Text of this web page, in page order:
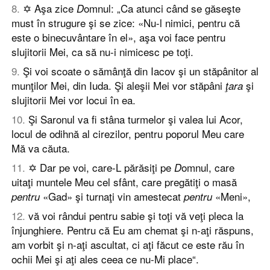
8. ✡ Aşa zice Domnul: „Ca atunci când se găseşte
must în strugure şi se zice: «Nu-l nimici, pentru că
este o binecuvântare în el», aşa voi face pentru
slujitorii Mei, ca să nu-i nimicesc pe toţi.
9. Şi voi scoate o sămânţă din Iacov şi un stăpânitor al
munţilor Mei, din Iuda. Şi aleşii Mei vor stăpâni ţara şi
slujitorii Mei vor locui în ea.
10. Şi Saronul va fi stâna turmelor şi valea lui Acor,
locul de odihnă al cirezilor, pentru poporul Meu care
Mă va căuta.
11. ✡ Dar pe voi, care-L părăsiţi pe Domnul, care
uitaţi muntele Meu cel sfânt, care pregătiţi o masă
pentru«Gad» şi turnaţi vin amestecat pentru«Meni»,
12. vă voi rândui pentru sabie şi toţi vă veţi pleca la
înjunghiere. Pentru că Eu am chemat şi n-aţi răspuns,
am vorbit şi n-aţi ascultat, ci aţi făcut ce este rău în
ochii Mei şi aţi ales ceea ce nu-Mi place“.